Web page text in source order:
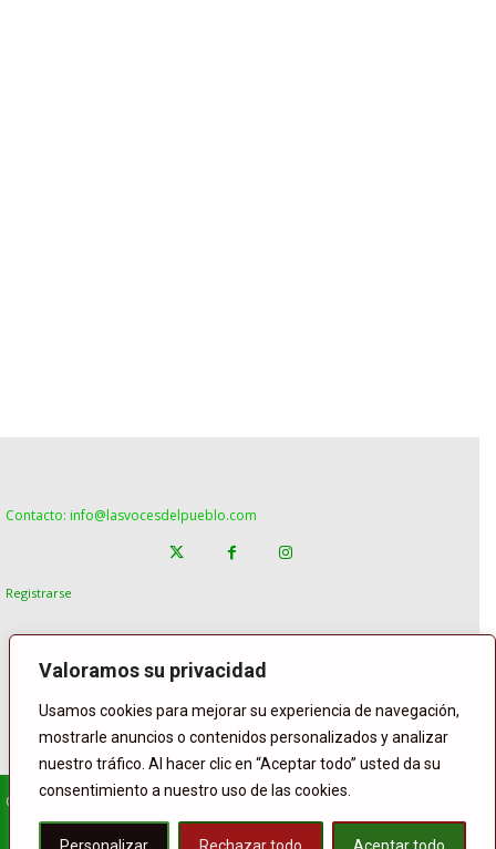
Valoramos su privacidad
Usamos cookies para mejorar su experiencia de navegación,
mostrarle anuncios o contenidos personalizados y analizar
nuestro tráfico. Al hacer clic en “Aceptar todo” usted da su
consentimiento a nuestro uso de las cookies.
Contacto: info@lasvocesdelpueblo.com
Registrarse
© Copyright Lasvocesdelpueblo
Homepage POLÍTICA ESPAÑA GENTE INTERNACIONAL